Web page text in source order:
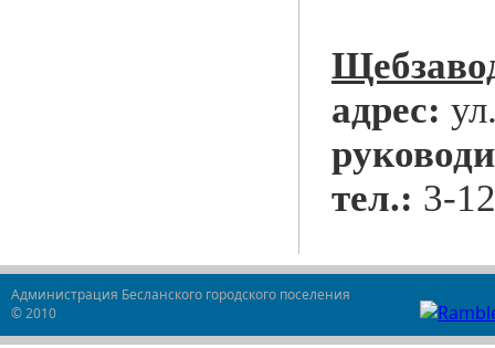
адрес:
тел.: 3-
Администрация Бесланского городского поселения
© 2010